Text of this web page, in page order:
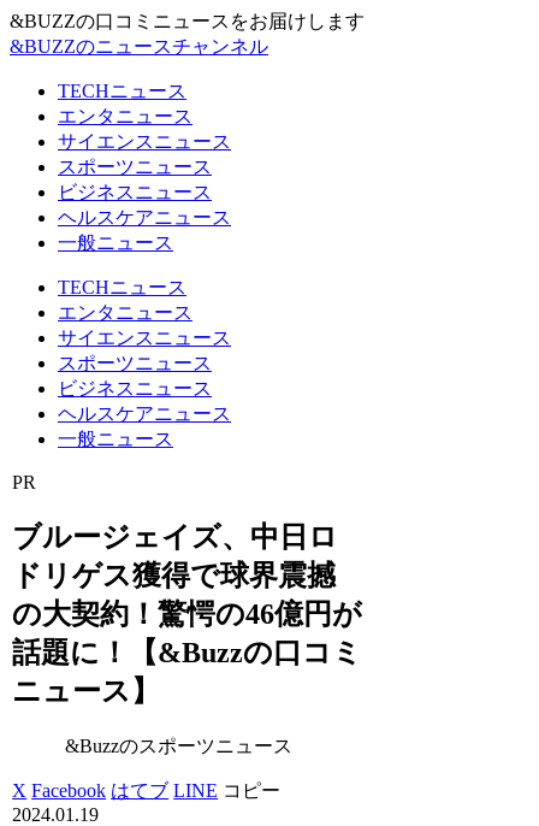
&BUZZの口コミニュースをお届けします
&BUZZのニュースチャンネル
TECHニュース
エンタニュース
サイエンスニュース
スポーツニュース
ビジネスニュース
ヘルスケアニュース
一般ニュース
TECHニュース
エンタニュース
サイエンスニュース
スポーツニュース
ビジネスニュース
ヘルスケアニュース
一般ニュース
PR
ブルージェイズ、中日ロ
ドリゲス獲得で球界震撼
の大契約！驚愕の46億円が
話題に！【&Buzzの口コミ
ニュース】
&Buzzのスポーツニュース
X Facebook はてブ LINE コピー
2024.01.19